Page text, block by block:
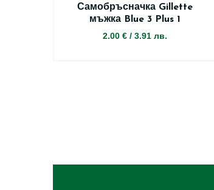
Самобръсначка Gillette
мъжка Blue 3 Plus 1
2.00 € / 3.91 лв.